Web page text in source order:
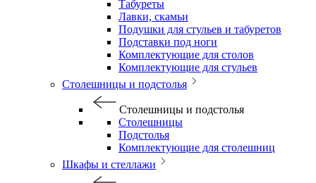
Табуреты
Лавки, скамьи
Подушки для стульев и табуретов
Подставки под ноги
Комплектующие для столов
Комплектующие для стульев
Столешницы и подстолья
Столешницы и подстолья
Столешницы
Подстолья
Комплектующие для столешниц
Шкафы и стеллажи